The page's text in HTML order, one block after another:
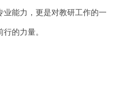
业能力，更是对教研工作的一
的力量。